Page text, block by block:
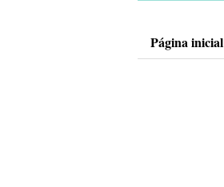
Página inicial